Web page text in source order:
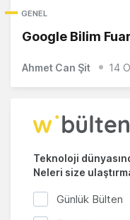
GENEL
Google Bilim
Ahmet Can Şit 14
Teknoloji
Neleri size
Günlük Bülten